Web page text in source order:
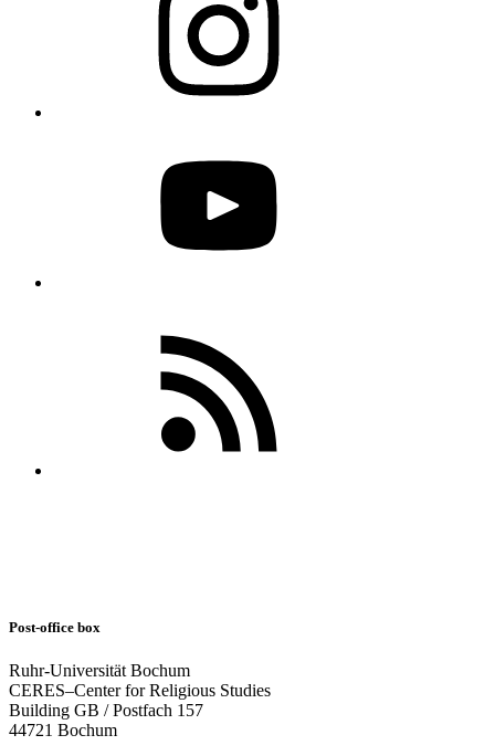
Post-office box
Ruhr-Universität Bochum
CERES–Center for Religious Studies
Building GB / Postfach 157
44721 Bochum